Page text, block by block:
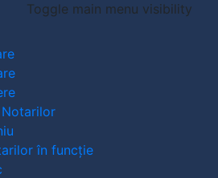
Toggle main menu visibility
Notarilor
în funcție